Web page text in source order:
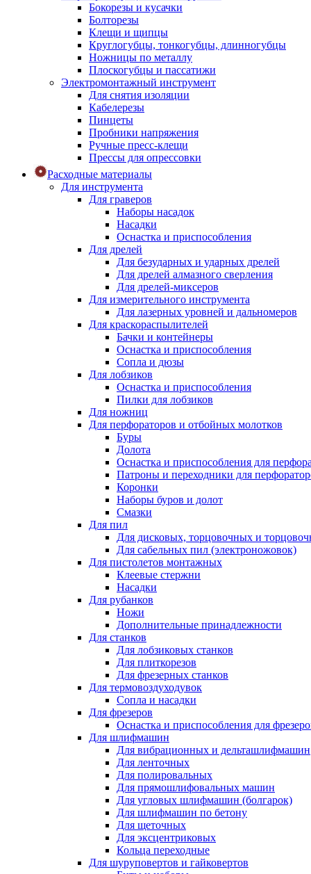
Бокорезы и кусачки
Болторезы
Клещи и щипцы
Круглогубцы, тонкогубцы, длинногубцы
Ножницы по металлу
Плоскогубцы и пассатижи
Электромонтажный инструмент
Для снятия изоляции
Кабелерезы
Пинцеты
Пробники напряжения
Ручные пресс-клещи
Прессы для опрессовки
Расходные материалы
Для инструмента
Для граверов
Наборы насадок
Насадки
Оснастка и приспособления
Для дрелей
Для безударных и ударных дрелей
Для дрелей алмазного сверления
Для дрелей-миксеров
Для измерительного инструмента
Для лазерных уровней и дальномеров
Для краскораспылителей
Бачки и контейнеры
Оснастка и приспособления
Сопла и дюзы
Для лобзиков
Оснастка и приспособления
Пилки для лобзиков
Для ножниц
Для перфораторов и отбойных молотков
Буры
Долота
Оснастка и приспособления для
Патроны и переходники для
Коронки
Наборы буров и долот
Смазки
Для пил
Для дисковых, торцовочных и
Для сабельных пил (электроножовок)
Для пистолетов монтажных
Клеевые стержни
Насадки
Для рубанков
Ножи
Дополнительные принадлежности
Для станков
Для лобзиковых станков
Для плиткорезов
Для фрезерных станков
Для термовоздуходувок
Сопла и насадки
Для фрезеров
Оснастка и приспособления для
Для шлифмашин
Для вибрационных и дельташлифмашин
Для ленточных
Для полировальных
Для прямошлифовальных машин
Для угловых шлифмашин (болгарок)
Для шлифмашин по бетону
Для щеточных
Для эксцентриковых
Кольца переходные
Для шуруповертов и гайковертов